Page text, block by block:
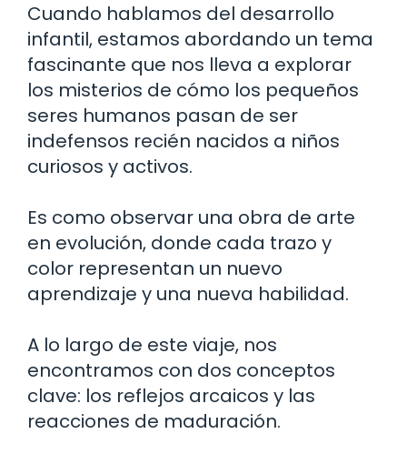
Cuando hablamos del desarrollo
infantil, estamos abordando un tema
fascinante que nos lleva a explorar
los misterios de cómo los pequeños
seres humanos pasan de ser
indefensos recién nacidos a niños
curiosos y activos.
Es como observar una obra de arte
en evolución, donde cada trazo y
color representan un nuevo
aprendizaje y una nueva habilidad.
A lo largo de este viaje, nos
encontramos con dos conceptos
clave: los reflejos arcaicos y las
reacciones de maduración.